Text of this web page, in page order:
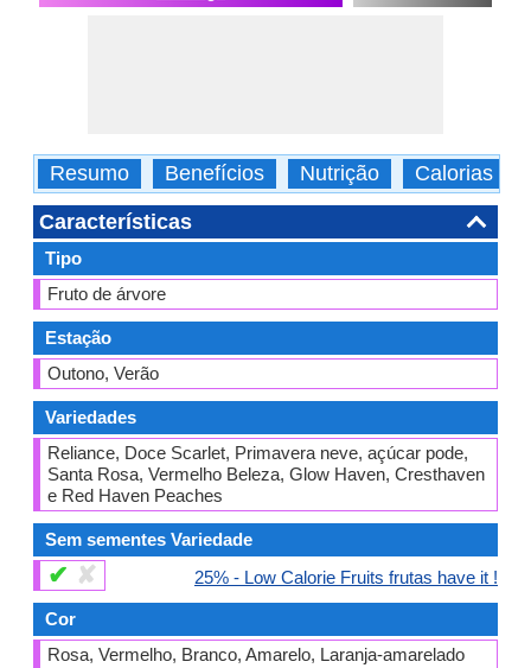
Resumo Benefícios Nutrição Calorias
Características
Tipo
Fruto de árvore
Estação
Outono, Verão
Variedades
Reliance, Doce Scarlet, Primavera neve, açúcar pode,
Santa Rosa, Vermelho Beleza, Glow Haven, Cresthaven
e Red Haven Peaches
Sem sementes Variedade
✔ ✘ 25% - Low Calorie Fruits frutas have it !
Cor
Rosa, Vermelho, Branco, Amarelo, Laranja-amarelado